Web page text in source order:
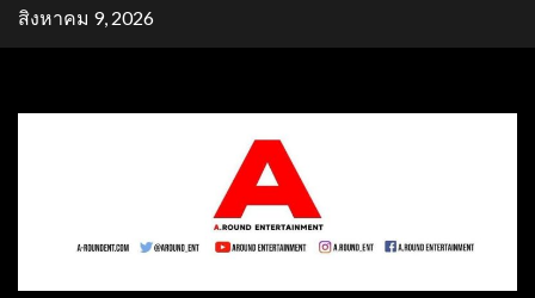
Skipสิงหาคม 9, 2026